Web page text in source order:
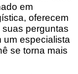
em
oferecem
perguntas
um especialista
se torna mais